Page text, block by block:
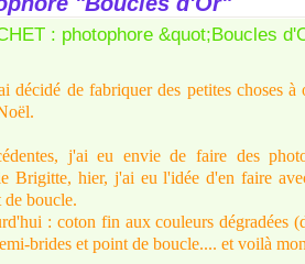
décidé de fabriquer des petites choses
j'ai eu envie de faire des
Brigitte, hier, j'ai eu l'idée d'en faire
boucle.
: coton fin aux couleurs dégradées
brides et point de boucle.... et voilà